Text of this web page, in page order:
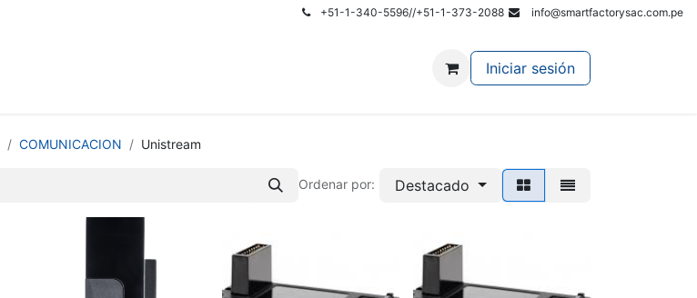
+51-1-340-5596//+51-1-373-2088 info@smartfactorysac.com.pe
Iniciar sesión
COMUNICACION Unistream
Ordenar por: Destacado